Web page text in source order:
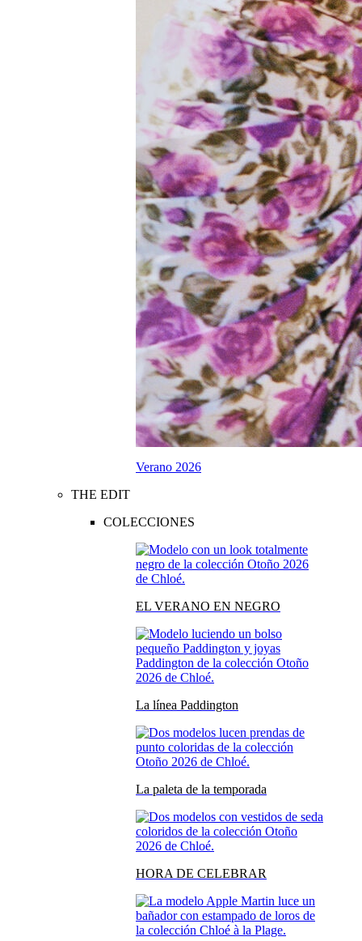
Verano 2026
THE EDIT
COLECCIONES
EL VERANO EN NEGRO
La línea Paddington
La paleta de la temporada
HORA DE CELEBRAR